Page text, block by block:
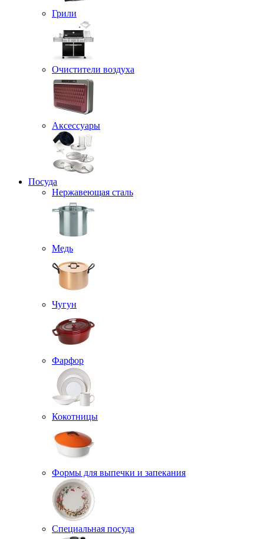
Грили
Очистители воздуха
Аксессуары
Посуда
Нержавеющая сталь
Медь
Чугун
Фарфор
Кокотницы
Формы для выпечки и запекания
Специальная посуда